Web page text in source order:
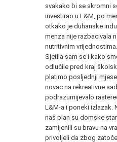
svakako bi se skromni
investirao u L&M, po
otkako je duhanske
menza nije razbacivala
nutritivnim vrijednostima.
Sjetila sam se i kako
odlučile pred kraj
platimo posljednji
novac na rekreativne
podrazumijevalo
L&M-a i poneki izlazak.
naš plan su domske
zamijenili su bravu na
privoljeli da zbog